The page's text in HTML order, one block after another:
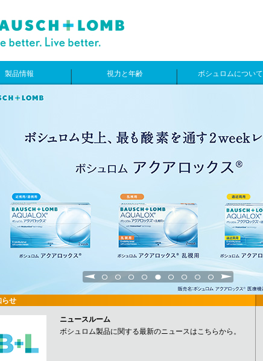
製品情報 視力と年齢 ボシュロムについて
1 2 3 4 5 6 7 8 9
らせ
ニュースルーム
ボシュロム製品に関する最新のニュースはこちらから。